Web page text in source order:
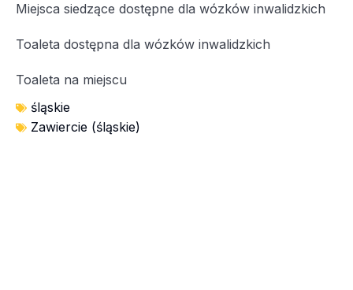
Miejsca siedzące dostępne dla wózków inwalidzkich
Toaleta dostępna dla wózków inwalidzkich
Toaleta na miejscu
śląskie
Zawiercie (śląskie)